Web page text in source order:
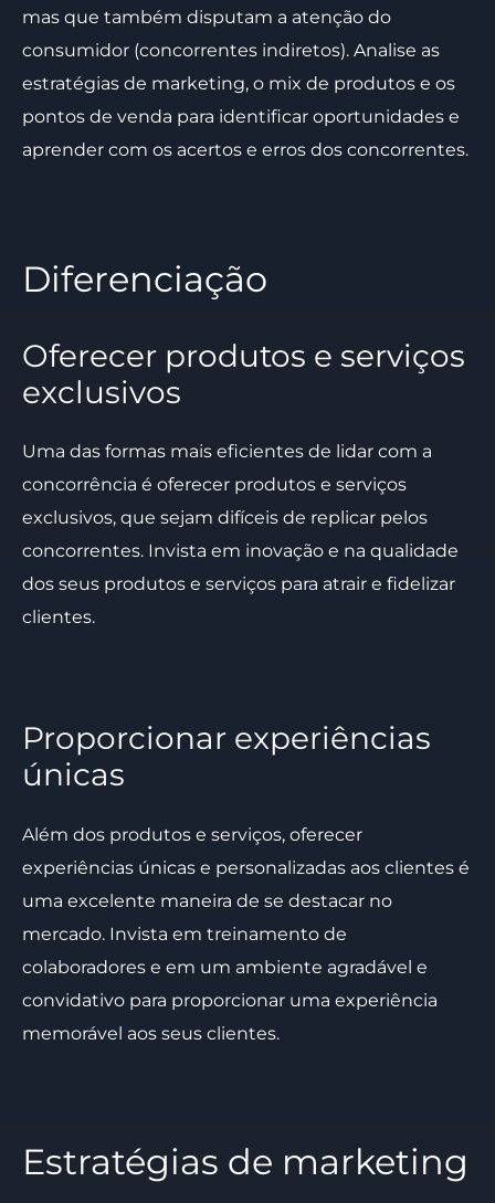
mas que também disputam a atenção do
consumidor (concorrentes indiretos). Analise as
estratégias de marketing, o mix de produtos e os
pontos de venda para identificar oportunidades e
aprender com os acertos e erros dos concorrentes.
Diferenciação
Oferecer produtos e serviços
exclusivos
Uma das formas mais eficientes de lidar com a
concorrência é oferecer produtos e serviços
exclusivos, que sejam difíceis de replicar pelos
concorrentes. Invista em inovação e na qualidade
dos seus produtos e serviços para atrair e fidelizar
clientes.
Proporcionar experiências
únicas
Além dos produtos e serviços, oferecer
experiências únicas e personalizadas aos clientes é
uma excelente maneira de se destacar no
mercado. Invista em treinamento de
colaboradores e em um ambiente agradável e
convidativo para proporcionar uma experiência
memorável aos seus clientes.
Estratégias de marketing